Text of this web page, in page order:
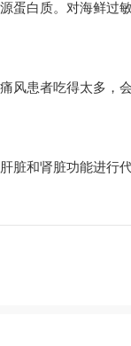
蛋白质。对海鲜过
风患者吃得太多，
脏和肾脏功能进行